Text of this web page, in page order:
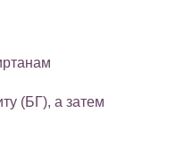
(БГ), а затем